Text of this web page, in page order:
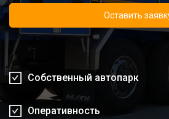
Оставить
Собственный автопарк
Оперативность